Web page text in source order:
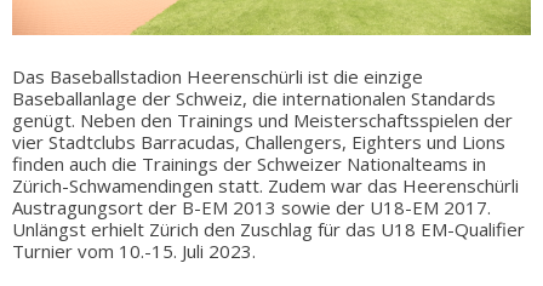
Das Baseballstadion Heerenschürli ist die einzige
Baseballanlage der Schweiz, die internationalen Standards
genügt. Neben den Trainings und Meisterschaftsspielen der
vier Stadtclubs Barracudas, Challengers, Eighters und Lions
finden auch die Trainings der Schweizer Nationalteams in
Zürich-Schwamendingen statt. Zudem war das Heerenschürli
Austragungsort der B-EM 2013 sowie der U18-EM 2017.
Unlängst erhielt Zürich den Zuschlag für das U18 EM-Qualifier
Turnier vom 10.-15. Juli 2023.